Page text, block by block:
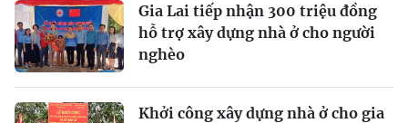
Gia Lai tiếp nhận 300 triệu đồng
hỗ trợ xây dựng nhà ở cho người
nghèo
Khởi công xây dựng nhà ở cho gia